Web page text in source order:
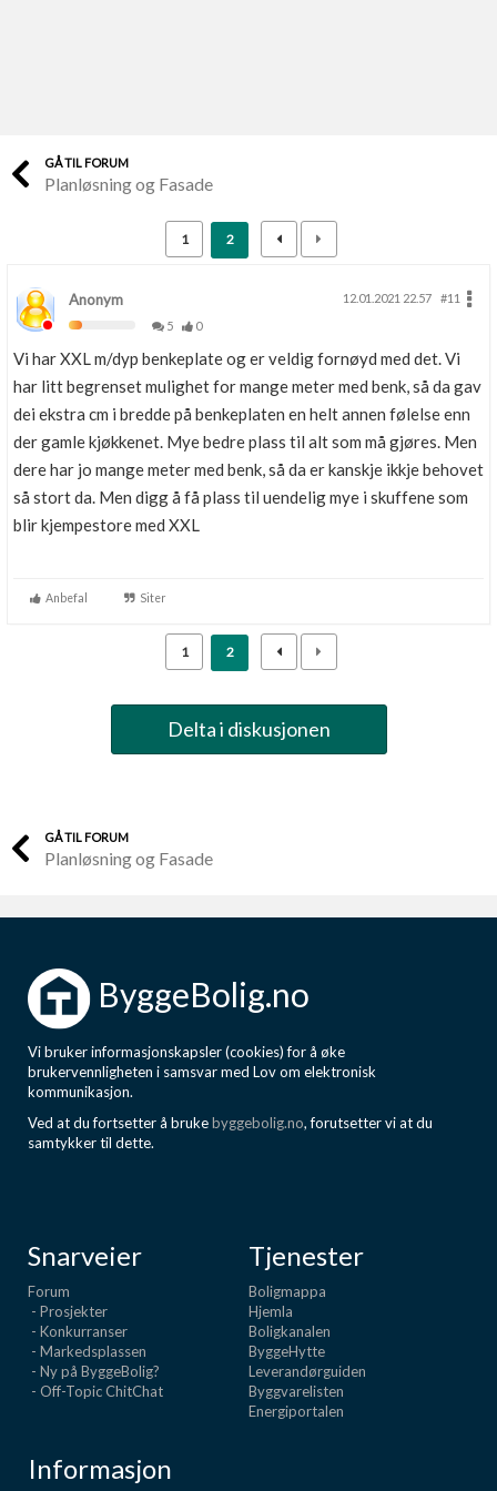
Finn håndverkere
Skaff dokumentasjon som mangler
Kundeservice
Få svar på det du lurer på
Kom i gang med Boligmappa
Se din bolig? Klikk her
Boligmappa+
GÅ TIL FORUM
Planløsning og Fasade
1 2
Anonym 12.01.2021 22.57
#11
5
0
Vi har XXL m/dyp benkeplate og er veldig fornøyd med det. Vi
har litt begrenset mulighet for mange meter med benk, så da gav
dei ekstra cm i bredde på benkeplaten en helt annen følelse enn
der gamle kjøkkenet. Mye bedre plass til alt som må gjøres. Men
dere har jo mange meter med benk, så da er kanskje ikkje behovet
så stort da. Men digg å få plass til uendelig mye i skuffene som
blir kjempestore med XXL
Anbefal Siter
1 2
Delta i diskusjonen
GÅ TIL FORUM
Planløsning og Fasade
ByggeBolig.no
Vi bruker informasjonskapsler (cookies) for å øke
brukervennligheten i samsvar med Lov om elektronisk
kommunikasjon.
Ved at du fortsetter å brukebyggebolig.no, forutsetter vi at du
samtykker til dette.
Snarveier
Forum
- Prosjekter
- Konkurranser
- Markedsplassen
- Ny på ByggeBolig?
- Off-Topic ChitChat
Tjenester
Boligmappa
Hjemla
Boligkanalen
ByggeHytte
Leverandørguiden
Byggvarelisten
Energiportalen
Informasjon